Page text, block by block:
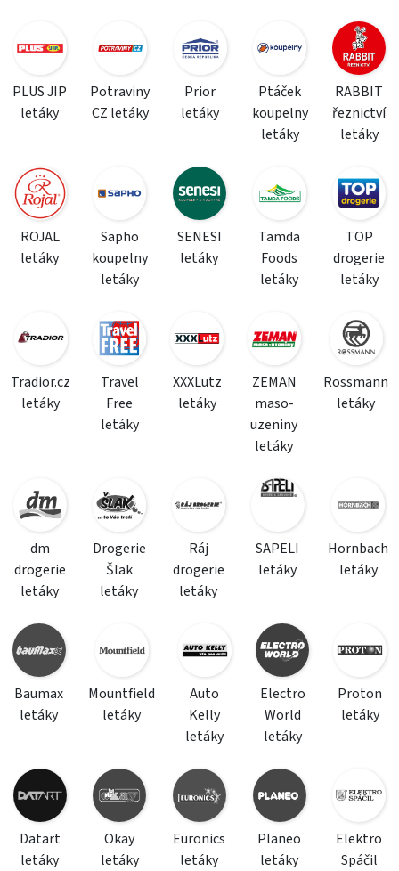
PLUS JIP
letáky
Potraviny
CZ letáky
Prior
letáky
Ptáček
koupelny
letáky
RABBIT
řeznictví
letáky
ROJAL
letáky
Sapho
koupelny
letáky
SENESI
letáky
Tamda
Foods
letáky
TOP
drogerie
letáky
Tradior.cz
letáky
Travel
Free
letáky
XXXLutz
letáky
ZEMAN
maso-
uzeniny
letáky
Rossmann
letáky
dm
drogerie
letáky
Drogerie
Šlak
letáky
Ráj
drogerie
letáky
SAPELI
letáky
Hornbach
letáky
Baumax
letáky
Mountfield
letáky
Auto
Kelly
letáky
Electro
World
letáky
Proton
letáky
Datart
letáky
Okay
letáky
Euronics
letáky
Planeo
letáky
Elektro
Spáčil